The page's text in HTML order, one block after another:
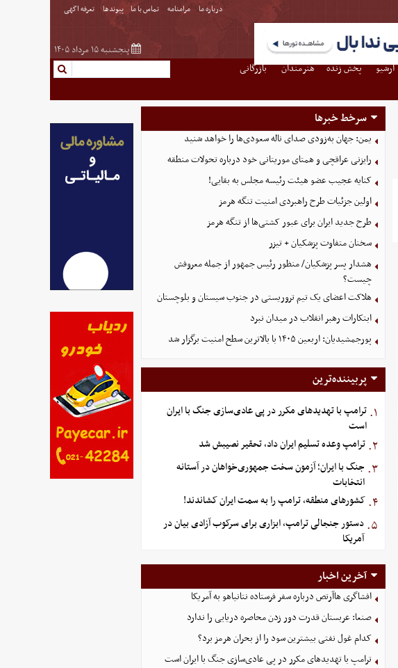
درباره ما مرامنامه تماس با ما پیوندها تعرفه اگهی
پنجشنبه ۱۵ مرداد ۱۴۰۵
آرشیو پخش زنده هنرمندان
بازرگانی
سرخط خبرها
یمن: جهان به‌زودی صدای ناله سعودی‌ها را خواهد شنید
رایزنی عراقچی و همتای موریتانی خود درباره تحولات منطقه
کنایه عجیب عضو هیئت رئیسه مجلس به بقایی!
اولین جزئیات طرح راهبردی امنیت تنگه هرمز
طرح جدید ایران برای عبور کشتی‌ها از تنگه هرمز
سخنان متفاوت پزشکیان + تیزر
هشدار پسر پزشکیان/ منظور رئیس جمهور از جمله معروفش
چیست؟
هلاکت اعضای یک تیم تروریستی در جنوب سیستان و بلوچستان
ابتکارات رهبر انقلاب در میدان نبرد
پورجمشیدیان: اربعین ۱۴۰۵ با بالاترین سطح امنیت برگزار شد
پربیننده‌ترین
۱. ترامپ با تهدیدهای مکرر در پی عادی‌سازی جنگ با ایران
است
۲. ترامپ وعده تسلیم ایران داد، تحقیر نصیبش شد
۳. جنگ با ایران؛ آزمون سخت جمهوری‌خواهان در آستانه
انتخابات
۴. کشورهای منطقه، ترامپ را به سمت ایران کشاندند!
۵. دستور جنجالی ترامپ، ابزاری برای سرکوب آزادی بیان در
آمریکا
آخرین اخبار
افشاگری هاآرتص درباره سفر فرستاده نتانیاهو به آمریکا
صنعا: عربستان قدرت دور زدن محاصره دریایی را ندارد
کدام غول نفتی بیشترین سود را از بحران هرمز برد؟
ترامپ با تهدیدهای مکرر در پی عادی‌سازی جنگ با ایران است